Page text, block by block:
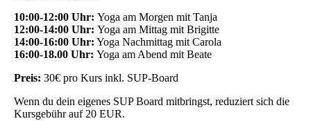
10:00-12:00 Uhr: Yoga am Morgen mit Tanja
12:00-14:00 Uhr: Yoga am Mittag mit Brigitte
14:00-16:00 Uhr: Yoga Nachmittag mit Carola
16:00-18.00 Uhr: Yoga am Abend mit Beate
Preis: 30€ pro Kurs inkl. SUP-Board
Wenn du dein eigenes SUP Board mitbringst, reduziert sich die
Kursgebühr auf 20 EUR.